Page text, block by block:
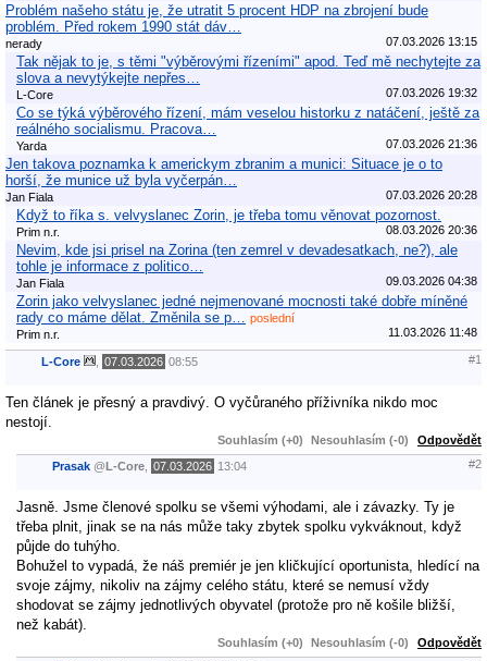
Problém našeho státu je, že utratit 5 procent HDP na zbrojení bude
problém. Před rokem 1990 stát dáv…
nerady 07.03.2026 13:15
Tak nějak to je, s těmi "výběrovými řízeními" apod. Teď mě nechytejte za
slova a nevytýkejte nepřes…
L-Core 07.03.2026 19:32
Co se týká výběrového řízení, mám veselou historku z natáčení, ještě za
reálného socialismu. Pracova…
Yarda 07.03.2026 21:36
Jen takova poznamka k americkym zbranim a munici: Situace je o to
horší, že munice už byla vyčerpán…
Jan Fiala 07.03.2026 20:28
Když to říka s. velvyslanec Zorin, je třeba tomu věnovat pozornost.
Prim n.r. 08.03.2026 20:36
Nevim, kde jsi prisel na Zorina (ten zemrel v devadesatkach, ne?), ale
tohle je informace z politico…
Jan Fiala 09.03.2026 04:38
Zorin jako velvyslanec jedné nejmenované mocnosti také dobře míněné
rady co máme dělat. Změnila se p…
poslední
Prim n.r.
11.03.2026 11:48
L-Core 07.03.2026 08:55 #1
Ten článek je přesný a pravdivý. O vyčůraného příživníka nikdo moc
nestojí.
Souhlasím (+0) Nesouhlasím (-0) Odpovědět
Prasak @L-Core 07.03.2026 13:04 #2
Jasně. Jsme členové spolku se všemi výhodami, ale i závazky. Ty je
třeba plnit, jinak se na nás může taky zbytek spolku vykváknout, když
půjde do tuhýho.
Bohužel to vypadá, že náš premiér je jen kličkující oportunista, hledící na
svoje zájmy, nikoliv na zájmy celého státu, které se nemusí vždy
shodovat se zájmy jednotlivých obyvatel (protože pro ně košile bližší,
než kabát).
Souhlasím (+0) Nesouhlasím (-0) Odpovědět